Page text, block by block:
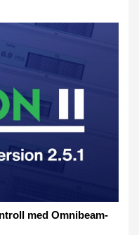
med Omnibeam-